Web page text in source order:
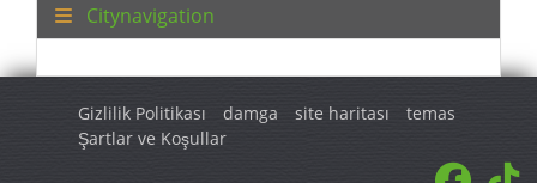
Citynavigation
Gizlilik Politikası damga site haritası
temas
Şartlar ve Koşullar